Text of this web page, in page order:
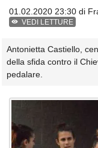
01.02.2020 23:30 di
VEDI LETTURE
Antonietta Castiello,
della sfida contro il
pedalare.